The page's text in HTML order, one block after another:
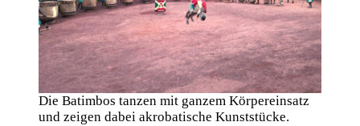
Die Batimbos tanzen mit ganzem Körpereinsatz
und zeigen dabei akrobatische Kunststücke.